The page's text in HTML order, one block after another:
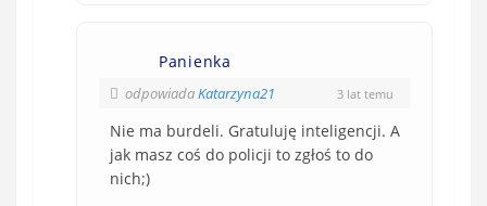
Panienka
odpowiadaKatarzyna21 3 lat temu
Nie ma burdeli. Gratuluję inteligencji. A
jak masz coś do policji to zgłoś to do
nich;)